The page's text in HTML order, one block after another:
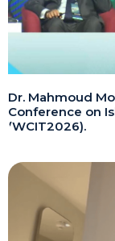
Dr. Mahmoud
Conference on
(WCIT2026).